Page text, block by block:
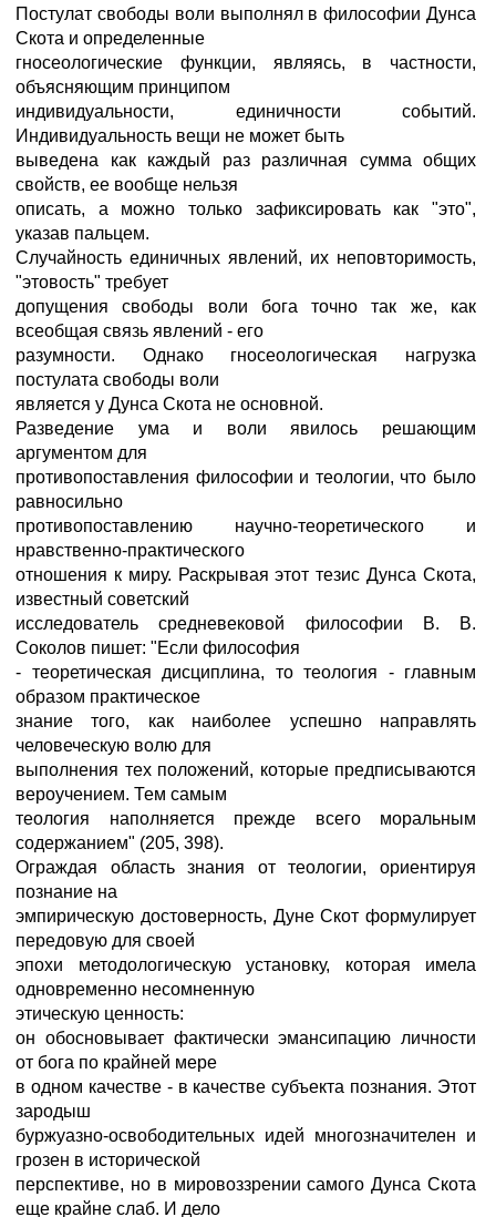
Постулат свободы воли выполнял в философии Дунса
Скота и определенные
гносеологические функции, являясь, в частности,
объясняющим принципом
индивидуальности, единичности событий.
Индивидуальность вещи не может быть
выведена как каждый раз различная сумма общих
свойств, ее вообще нельзя
описать, а можно только зафиксировать как "это",
указав пальцем.
Случайность единичных явлений, их неповторимость,
"этовость" требует
допущения свободы воли бога точно так же, как
всеобщая связь явлений - его
разумности. Однако гносеологическая нагрузка
постулата свободы воли
является у Дунса Скота не основной.
Разведение ума и воли явилось решающим
аргументом для
противопоставления философии и теологии, что было
равносильно
противопоставлению научно-теоретического и
нравственно-практического
отношения к миру. Раскрывая этот тезис Дунса Скота,
известный советский
исследователь средневековой философии В. В.
Соколов пишет: "Если философия
- теоретическая дисциплина, то теология - главным
образом практическое
знание того, как наиболее успешно направлять
человеческую волю для
выполнения тех положений, которые предписываются
вероучением. Тем самым
теология наполняется прежде всего моральным
содержанием" (205, 398).
Ограждая область знания от теологии, ориентируя
познание на
эмпирическую достоверность, Дуне Скот формулирует
передовую для своей
эпохи методологическую установку, которая имела
одновременно несомненную
этическую ценность:
он обосновывает фактически эмансипацию личности
от бога по крайней мере
в одном качестве - в качестве субъекта познания. Этот
зародыш
буржуазно-освободительных идей многозначителен и
грозен в исторической
перспективе, но в мировоззрении самого Дунса Скота
еще крайне слаб. И дело